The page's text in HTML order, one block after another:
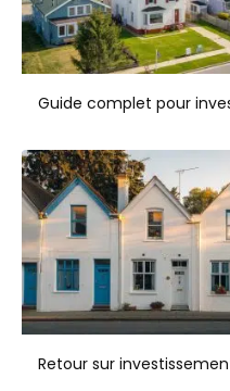
Guide complet pour
Retour sur